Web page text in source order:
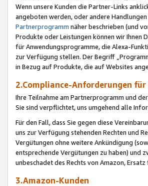
Wenn unsere Kunden die Partner-Links
angeboten werden, oder andere
Partnerprogramm näher beschrieben (und
Produkte oder Leistungen können wir Ihnen
für Anwendungsprogramme, die Alexa-
zur Verfügung stellen. Der Begriff
in Bezug auf Produkte, die auf Websites
2.Compliance-Anforderungen
Ihre Teilnahme am Partnerprogramm und
Sie sind verpflichtet, uns umgehend alle
Für den Fall, dass Sie gegen diese
uns zur Verfügung stehenden Rechten und
Vergütungen ohne weitere Ankündigung
entsprechende Vergütungen zu haben) und
unbeschadet des Rechts von Amazon,
3.Amazon-Kunden